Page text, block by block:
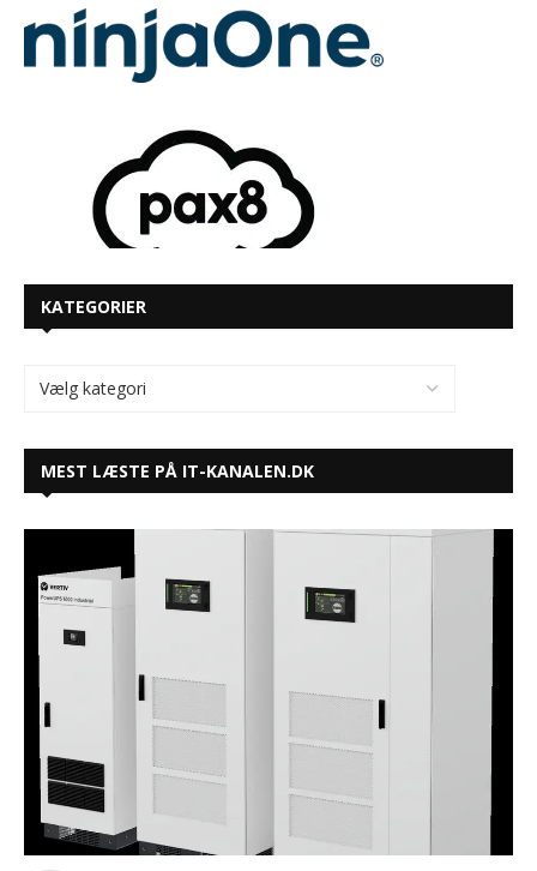
KATEGORIER
MEST LÆSTE PÅ IT-KANALEN.DK